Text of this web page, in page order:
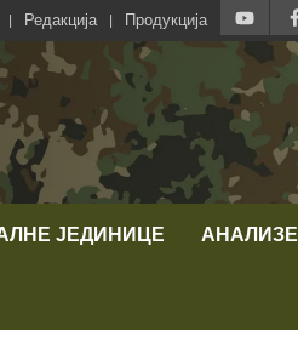
Редакција Продукција
ЈЕДИНИЦЕ АНАЛИЗЕ